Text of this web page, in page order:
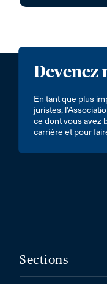
Devenez
En tant que plus
juristes,
ce dont vous avez
carrière et pour
Sections